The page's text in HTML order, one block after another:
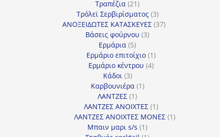
Τραπέζια 2121
προϊόντα
Τρόλεϊ Σερβιρίσματος 33
προϊόντα
ΑΝΟΞΕΙΔΩΤΕΣ ΚΑΤΑΣΚΕΥΕΣ 3737
Βάσεις φούρνου 33
Ερμάρια 55
προϊόντα
Ερμάριο επιτοίχιο 11
προϊόν
Ερμάριο κέντρου 44
Κάδοι 33
προϊόντα
Καρβουνιέρα 11
ΛΑΝΤΖΕΣ 11
προϊόν
ΛΑΝΤΖΕΣ ΑΝΟΙΧΤΕΣ 11
προϊόν
ΛΑΝΤΖΕΣ ΑΝΟΙΧΤΕΣ ΜΟΝΕΣ 11
Μπαιν μαρι s/s 11